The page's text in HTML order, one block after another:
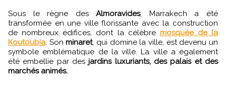
Sous le règne desAlmoravides, Marrakech a été
transformée en une ville florissante avec la construction
de nombreux édifices, dont la célèbre mosquée de la
Koutoubia. Sonminaret, qui domine la ville, est devenu un
symbole emblématique de la ville. La ville a également
été embellie par desjardins luxuriants, des palais et des
marchés animés.